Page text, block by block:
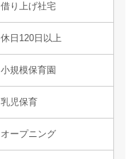
借り上げ社宅
休日120日以上
小規模保育園
乳児保育
オープニング